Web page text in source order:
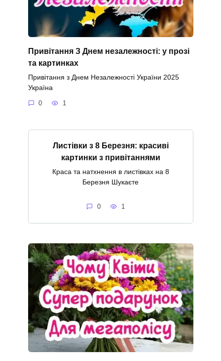
Привітання З Днем незалежності: у прозі
та картинках
Привітання з Днем Незалежності України 2025
Україна
0 1
Листівки з 8 Березня: красиві
картинки з привітаннями
Краса та натхнення в листівках на 8
Березня Шукаєте
0 1